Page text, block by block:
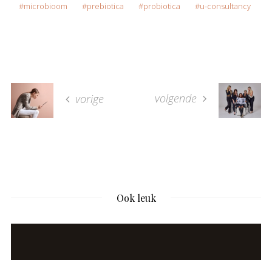
microbioom
prebiotica probiotica u-consultancy
vorige volgende
Ook leuk